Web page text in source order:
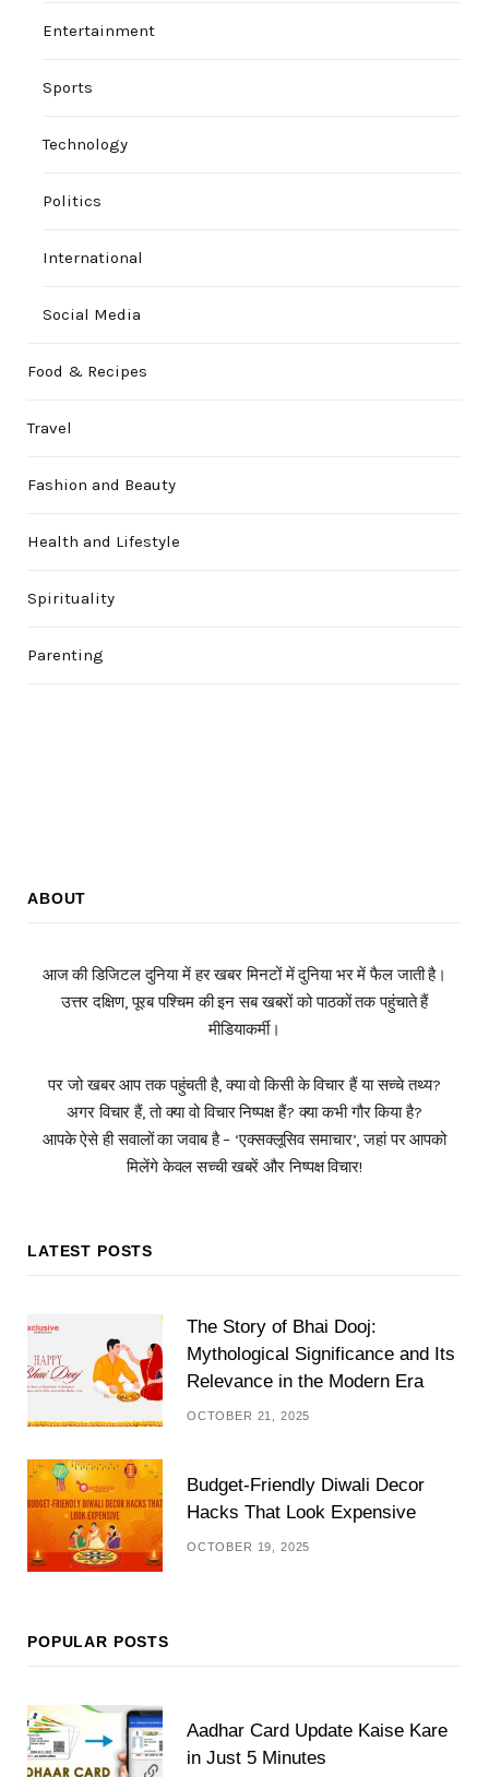
Entertainment
Sports
Technology
Politics
International
Social Media
Food & Recipes
Travel
Fashion and Beauty
Health and Lifestyle
Spirituality
Parenting
ABOUT
आज की डिजिटल दुनिया में हर खबर मिनटों में दुनिया भर में फैल जाती है।
उत्तर दक्षिण, पूरब पश्चिम की इन सब खबरों को पाठकों तक पहुंचाते हैं
मीडियाकर्मी।
पर जो खबर आप तक पहुंचती है, क्या वो किसी के विचार हैं या सच्चे तथ्य?
अगर विचार हैं, तो क्या वो विचार निष्पक्ष हैं? क्या कभी गौर किया है?
आपके ऐसे ही सवालों का जवाब है – ‘एक्सक्लूसिव समाचार’, जहां पर आपको
मिलेंगे केवल सच्ची खबरें और निष्पक्ष विचार!
LATEST POSTS
The Story of Bhai Dooj:
Mythological Significance and Its
Relevance in the Modern Era
OCTOBER 21, 2025
Budget-Friendly Diwali Decor
Hacks That Look Expensive
OCTOBER 19, 2025
POPULAR POSTS
Aadhar Card Update Kaise Kare
in Just 5 Minutes